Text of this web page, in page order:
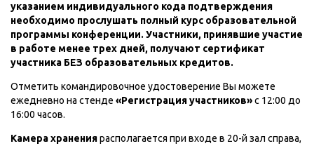
указанием индивидуального кода подтверждения
необходимо прослушать полный курс образовательной
программы конференции. Участники, принявшие участие
в работе менее трех дней, получают сертификат
участника БЕЗ образовательных кредитов.
Отметить командировочное удостоверение Вы можете
ежедневно на стенде «Регистрация участников»с 12:00 до
16:00 часов.
Камера хранениярасполагается при входе в 20-й зал справа,